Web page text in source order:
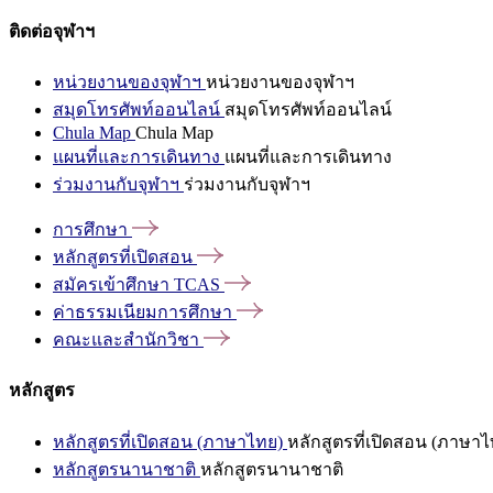
ติดต่อจุฬาฯ
หน่วยงานของจุฬาฯ หน่วยงานของจุฬาฯ
สมุดโทรศัพท์ออนไลน์ สมุดโทรศัพท์ออนไลน์
Chula Map Chula Map
แผนที่และการเดินทาง แผนที่และการเดินทาง
ร่วมงานกับจุฬาฯ ร่วมงานกับจุฬาฯ
การศึกษา
หลักสูตรที่เปิดสอน
สมัครเข้าศึกษา TCAS
ค่าธรรมเนียมการศึกษา
คณะและสำนักวิชา
หลักสูตร
หลักสูตรที่เปิดสอน (ภาษาไทย) หลักสูตรที่เปิดสอน (ภาษาไ
หลักสูตรนานาชาติ หลักสูตรนานาชาติ